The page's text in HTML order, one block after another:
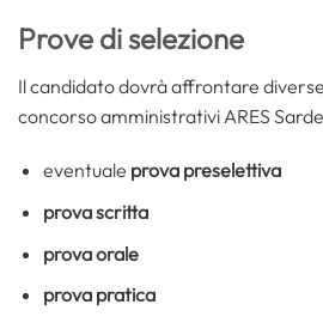
Prove di selezione
Il candidato dovrà affrontare
concorso amministrativi ARES
eventuale prova preselettiva
prova scritta
prova orale
prova pratica